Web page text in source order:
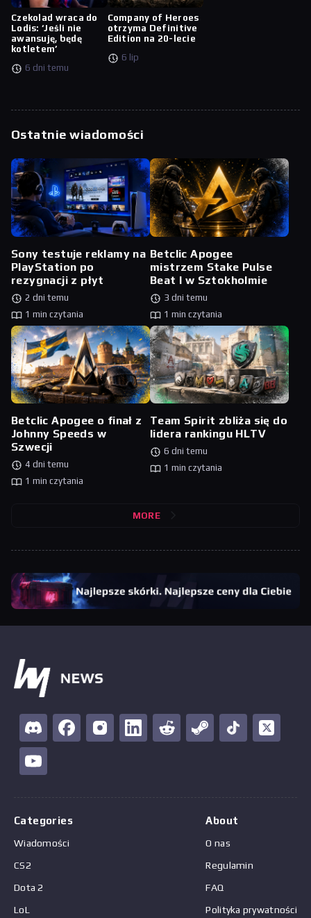
Czekolad wraca do
Lodis: ‘Jeśli nie
awansuję, będę
kotletem’
6 dni temu
Company of Heroes
otrzyma Definitive
Edition na 20-lecie
6 lip
Ostatnie wiadomości
Sony testuje reklamy na
PlayStation po
rezygnacji z płyt
2 dni temu
1 min czytania
Betclic Apogee
mistrzem Stake Pulse
Beat I w Sztokholmie
3 dni temu
1 min czytania
Betclic Apogee o finał z
Johnny Speeds w
Szwecji
4 dni temu
1 min czytania
Team Spirit zbliża się do
lidera rankingu HLTV
6 dni temu
1 min czytania
MORE
Categories
Wiadomości
CS2
Dota 2
LoL
About
O nas
Regulamin
FAQ
Polityka prywatności